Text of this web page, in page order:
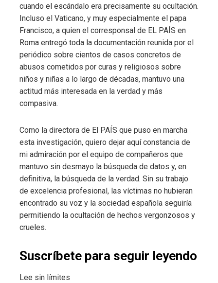
cuando el escándalo era precisamente su ocultación.
Incluso el Vaticano, y muy especialmente el papa
Francisco, a quien el corresponsal de EL PAÍS en
Roma entregó toda la documentación reunida por el
periódico sobre cientos de casos concretos de
abusos cometidos por curas y religiosos sobre
niños y niñas a lo largo de décadas, mantuvo una
actitud más interesada en la verdad y más
compasiva.
Como la directora de El PAÍS que puso en marcha
esta investigación, quiero dejar aquí constancia de
mi admiración por el equipo de compañeros que
mantuvo sin desmayo la búsqueda de datos y, en
definitiva, la búsqueda de la verdad. Sin su trabajo
de excelencia profesional, las víctimas no hubieran
encontrado su voz y la sociedad española seguiría
permitiendo la ocultación de hechos vergonzosos y
crueles.
Suscríbete para seguir leyendo
Lee sin límites